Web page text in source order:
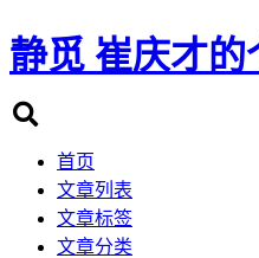
静觅 崔庆才的
首页
文章列表
文章标签
文章分类